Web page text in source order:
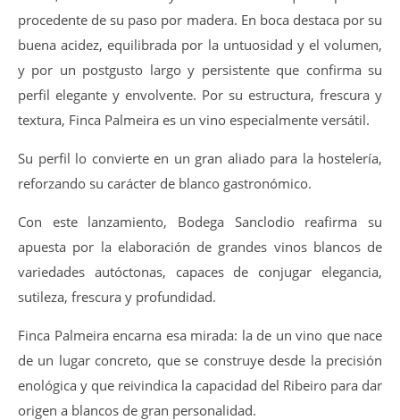
procedente de su paso por madera. En boca destaca por su
buena acidez, equilibrada por la untuosidad y el volumen,
y por un postgusto largo y persistente que confirma su
perfil elegante y envolvente. Por su estructura, frescura y
textura, Finca Palmeira es un vino especialmente versátil.
Su perfil lo convierte en un gran aliado para la hostelería,
reforzando su carácter de blanco gastronómico.
Con este lanzamiento, Bodega Sanclodio reafirma su
apuesta por la elaboración de grandes vinos blancos de
variedades autóctonas, capaces de conjugar elegancia,
sutileza, frescura y profundidad.
Finca Palmeira encarna esa mirada: la de un vino que nace
de un lugar concreto, que se construye desde la precisión
enológica y que reivindica la capacidad del Ribeiro para dar
origen a blancos de gran personalidad.